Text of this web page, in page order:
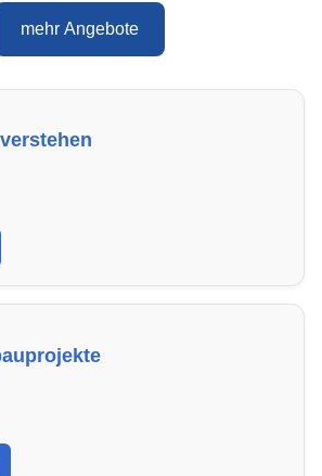
mehr Angebote
rechtmäßig sind und
Belastung optimieren
in Siegen – modern,
sofort bezugsfertig.